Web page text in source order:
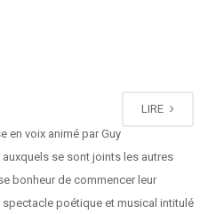
LIRE
en voix animé par Guy
se sont joints les autres
bonheur de commencer leur
spectacle poétique et musical intitulé